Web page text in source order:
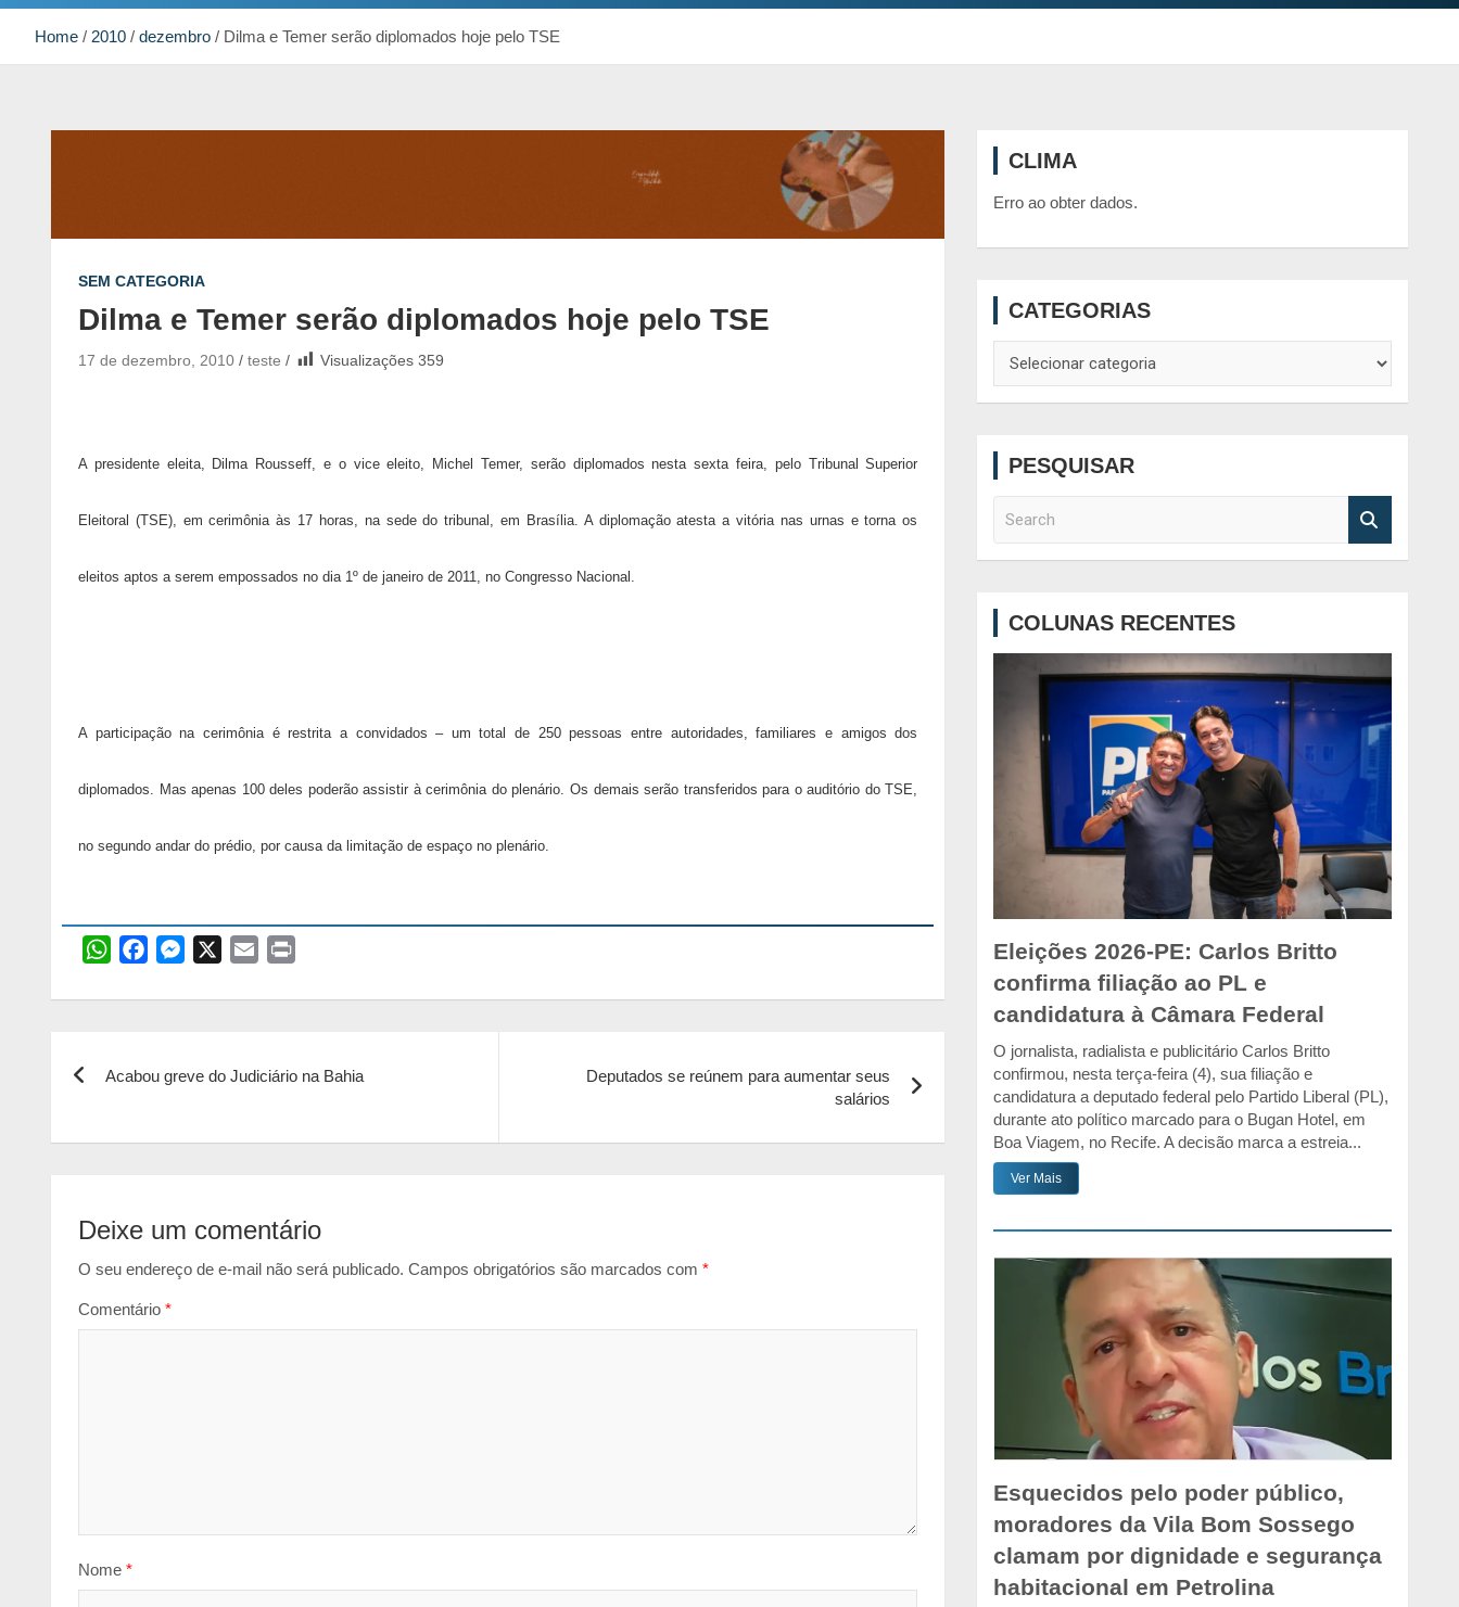
Home 2010 dezembro Dilma e Temer serão diplomados hoje pelo TSE
SEM CATEGORIA
Dilma e Temer serão diplomados hoje pelo TSE
17 de dezembro, 2010 teste Visualizações 359
A presidente eleita, Dilma Rousseff, e o vice eleito, Michel Temer, serão diplomados nesta sexta feira, pelo Tribunal Superior
Eleitoral (TSE), em cerimônia às 17 horas, na sede do tribunal, em Brasília. A diplomação atesta a vitória nas urnas e torna os
eleitos aptos a serem empossados no dia 1º de janeiro de 2011, no Congresso Nacional.
A participação na cerimônia é restrita a convidados – um total de 250 pessoas entre autoridades, familiares e amigos dos
diplomados. Mas apenas 100 deles poderão assistir à cerimônia do plenário. Os demais serão transferidos para o auditório do TSE,
no segundo andar do prédio, por causa da limitação de espaço no plenário.
W
a
p
c
k
s
e
a
i
Post
Acabou greve do Judiciário na Bahia
Deputados se reúnem para aumentar seus
salários
Deixe um comentário
O seu endereço de e-mail não será publicado. Campos obrigatórios são marcados com *
Comentário *
Nome *
CLIMA
Erro ao obter dados.
CATEGORIAS
PESQUISAR
COLUNAS RECENTES
Eleições 2026-PE: Carlos Britto
confirma filiação ao PL e
candidatura à Câmara Federal
O jornalista, radialista e publicitário Carlos Britto
confirmou, nesta terça-feira (4), sua filiação e
candidatura a deputado federal pelo Partido Liberal (PL),
durante ato político marcado para o Bugan Hotel, em
Boa Viagem, no Recife. A decisão marca a estreia...
Ver Mais
Esquecidos pelo poder público,
moradores da Vila Bom Sossego
clamam por dignidade e segurança
habitacional em Petrolina